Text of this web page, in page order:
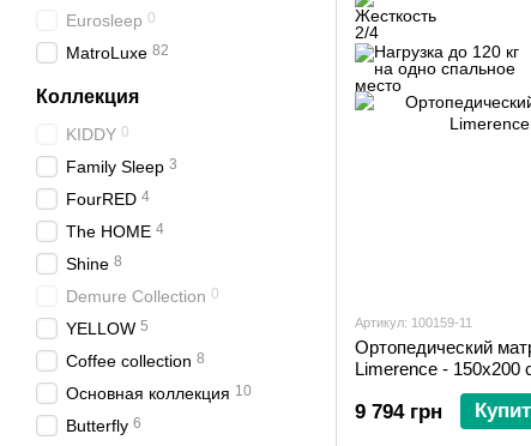
Артикул: 100159-11
Ортопедический
Limerence - 150х200
9 794 грн
Eurosleep 0
MatroLuxe 82
Коллекция
KIDDY 0
Family Sleep 3
FourRED 4
The HOME 4
Shine 8
Demure Сollection 0
YELLOW 5
Coffee collection 8
Основная коллекция 10
Butterfly 6